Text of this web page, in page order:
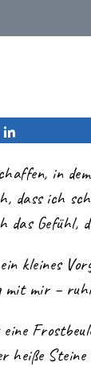
in
ich
Gefühl,
kleines
mit mir –